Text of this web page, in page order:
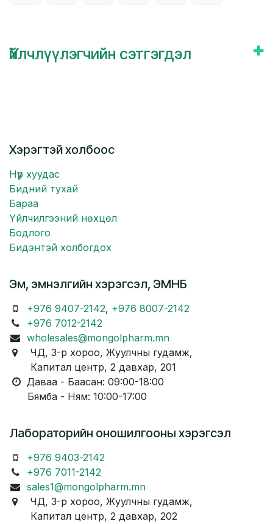
Үйлчлүүлэгчийн сэтгэгдэл
Хэрэгтэй холбоос
Нүүр хуудас
Бидний тухай
Бараа
Үйлчилгээний нөхцөл
Бодлого
Бидэнтэй холбогдох
Эм, эмнэлгийн хэрэгсэл, ЭМНБ
+976 9407-2142, +976 8007-2142
+976 7012-2142
wholesales@mongolpharm.mn
ЧД, 3-р хороо, Жуулчны гудамж,
Капитал центр, 2 давхар, 201
Даваа - Баасан: 09:00-18:00
Бямба - Ням: 10:00-17:00
Лабораторийн оношилгооны хэрэгсэл
+976 9403-2142
+976 7011-2142
sales1@mongolpharm.mn
ЧД, 3-р хороо, Жуулчны гудамж,
Капитал центр, 2 давхар, 202